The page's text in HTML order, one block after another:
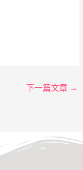
下一篇文章 →